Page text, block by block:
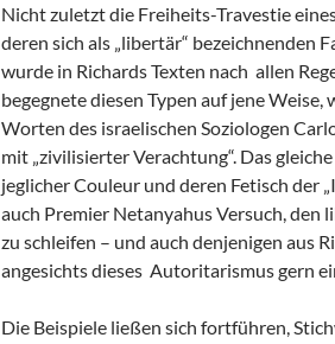
Nicht zuletzt die Freiheits-Travestie
deren sich als „libertär“ bezeichnenden
wurde in Richards Texten nach allen
begegnete diesen Typen auf jene Weise,
Worten des israelischen Soziologen
mit „zivilisierter Verachtung“. Das
jeglicher Couleur und deren Fetisch der
auch Premier Netanyahus Versuch, den
zu schleifen – und auch denjenigen aus
angesichts dieses Autoritarismus gern
Die Beispiele ließen sich fortführen,